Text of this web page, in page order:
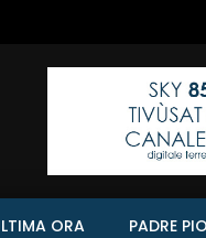
ORA PADRE